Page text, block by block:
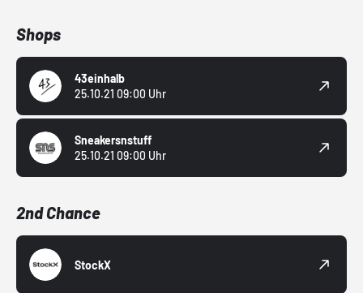
Shops
43einhalb
25.10.21 09:00 Uhr
Sneakersnstuff
25.10.21 09:00 Uhr
2nd Chance
StockX